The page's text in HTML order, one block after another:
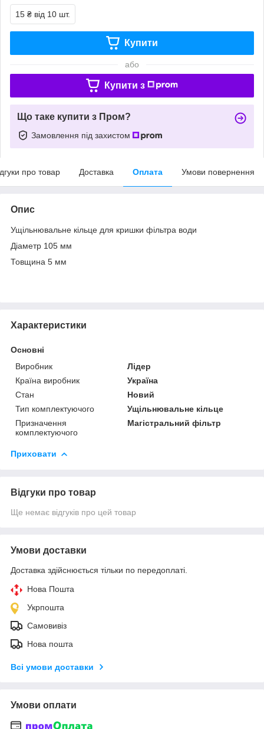
15 ₴ від 10 шт.
Купити
або
Купити з
Що таке купити з Пром?
Замовлення під захистом
про товар Доставка Оплата Умови повернення
Опис
Ущільнювальне кільце для кришки фільтра води
Діаметр 105 мм
Товщина 5 мм
Характеристики
Основні
Виробник
Лідер
Країна виробник
Україна
Стан
Новий
Тип комплектуючого
Ущільнювальне кільце
Призначення
комплектуючого
Магістральний фільтр
Приховати
Відгуки про товар
Ще немає відгуків про цей товар
Умови доставки
Доставка здійснюється тільки по передоплаті.
Нова Пошта
Укрпошта
Самовивіз
Нова пошта
Всі умови доставки
Умови оплати